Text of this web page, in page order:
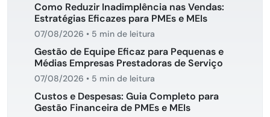
Como Reduzir Inadimplência nas Vendas:
Estratégias Eficazes para PMEs e MEIs
07/08/2026 • 5 min de leitura
Gestão de Equipe Eficaz para Pequenas e
Médias Empresas Prestadoras de Serviço
07/08/2026 • 5 min de leitura
Custos e Despesas: Guia Completo para
Gestão Financeira de PMEs e MEIs